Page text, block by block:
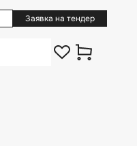
Заявка на тендер